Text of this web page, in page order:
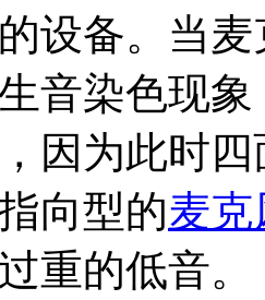
设备。当
音染色现
因为此时
向型的麦克
重的低音。